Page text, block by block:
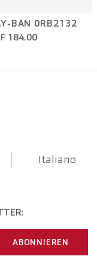
BAN 0RB2132
184.00
Italiano
ABONNIEREN